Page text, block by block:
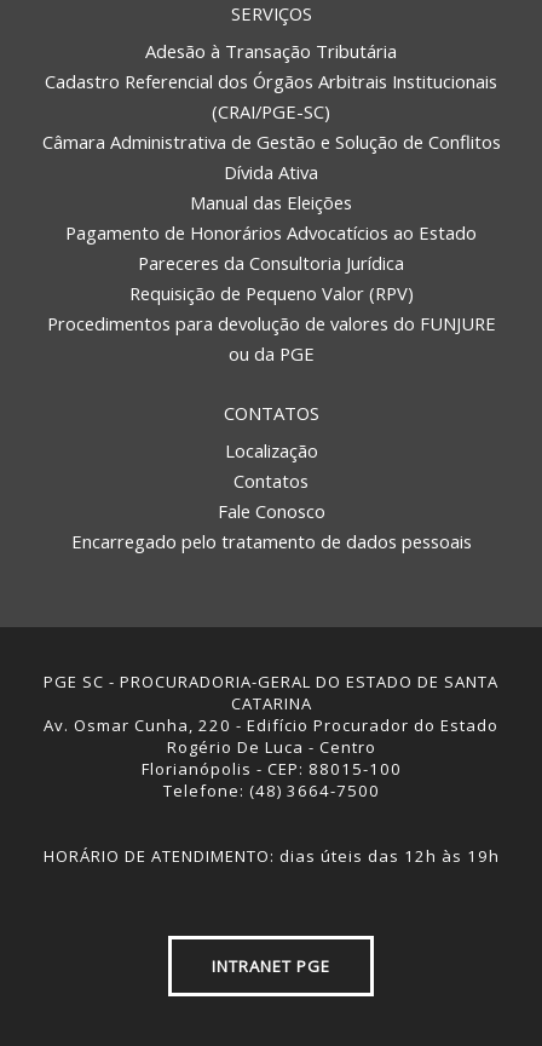
SERVIÇOS
Adesão à Transação Tributária
Cadastro Referencial dos Órgãos Arbitrais Institucionais
(CRAI/PGE-SC)
Câmara Administrativa de Gestão e Solução de Conflitos
Dívida Ativa
Manual das Eleições
Pagamento de Honorários Advocatícios ao Estado
Pareceres da Consultoria Jurídica
Requisição de Pequeno Valor (RPV)
Procedimentos para devolução de valores do FUNJURE
ou da PGE
CONTATOS
Localização
Contatos
Fale Conosco
Encarregado pelo tratamento de dados pessoais
PGE SC - PROCURADORIA-GERAL DO ESTADO DE SANTA
CATARINA
Av. Osmar Cunha, 220 - Edifício Procurador do Estado
Rogério De Luca - Centro
Florianópolis - CEP: 88015-100
Telefone: (48) 3664-7500
HORÁRIO DE ATENDIMENTO: dias úteis das 12h às 19h
INTRANET PGE